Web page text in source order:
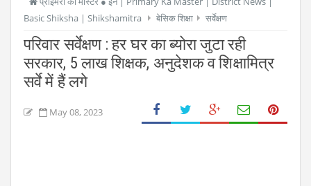
Basic Shiksha | Shikshamitra
बेसिक शिक्षा सर्वेक्षण
परिवार सर्वेक्षण : हर घर का ब्योरा जुटा रही
सरकार, 5 लाख शिक्षक, अनुदेशक व शिक्षामित्र
सर्वे में हैं लगे
May 08, 2023